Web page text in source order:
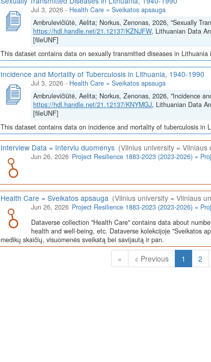
Jul 3, 2026 - Health Care = Sveikatos apsauga
Ambrulevičiūtė, Aelita; Norkus, Zenonas, 2026, "Sexually
https://hdl.handle.net/21.12137/KZNJFW, Lithuanian Data
[fileUNF]
This dataset contains data on sexually transmitted diseases in Lithuania
Incidence and Mortality of Tuberculosis in Lithuania, 1940-1990
Jul 3, 2026 - Health Care = Sveikatos apsauga
Ambrulevičiūtė, Aelita; Norkus, Zenonas, 2026, "Incidence
https://hdl.handle.net/21.12137/KNYMGJ, Lithuanian Data
[fileUNF]
This dataset contains data on incidence and mortality of tuberculosis in
Interview Data = Interviu duomenys (Vilnius university = Vilniaus
Jun 26, 2026 Project Resilience 1883-2023 (2023-2026) =
Health Care = Sveikatos apsauga (Vilnius university = Vilniaus
Jun 26, 2026 Project Resilience 1883-2023 (2023-2026) =
Dataverse collection "Health Care" contains data about
health and well-being, etc. Dataverse kolekcijoje "Sveikatos
medikų skaičių, visuomenės sveikatą bei savijautą ir pan.
« < Previous 1 (Current)
2